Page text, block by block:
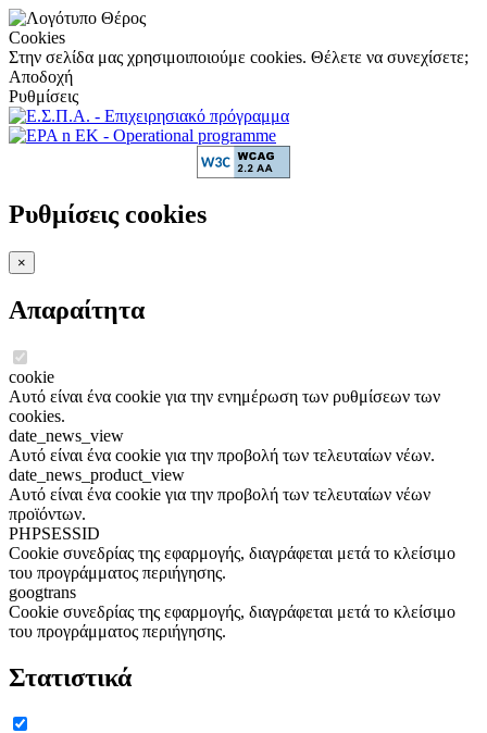
Cookies
Στην σελίδα μας χρησιμοιποιούμε cookies. Θέλετε να συνεχίσετε;
Αποδοχή
Ρυθμίσεις
Ρυθμίσεις cookies
×
Απαραίτητα
cookie
Αυτό είναι ένα cookie για την ενημέρωση των ρυθμίσεων των
cookies.
date_news_view
Αυτό είναι ένα cookie για την προβολή των τελευταίων νέων.
date_news_product_view
Αυτό είναι ένα cookie για την προβολή των τελευταίων νέων
προϊόντων.
PHPSESSID
Cookie συνεδρίας της εφαρμογής, διαγράφεται μετά το κλείσιμο
του προγράμματος περιήγησης.
googtrans
Cookie συνεδρίας της εφαρμογής, διαγράφεται μετά το κλείσιμο
του προγράμματος περιήγησης.
Στατιστικά